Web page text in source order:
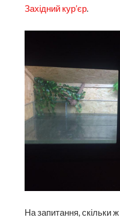
Західний кур’єр.
На запитання, скільки